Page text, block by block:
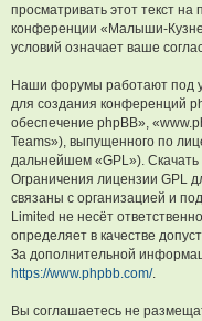
просматривать этот текст
конференции «Малыши-
условий означает ваше
Наши форумы работают под
для создания конференций
обеспечение phpBB»,
Teams»), выпущенного по
дальнейшем «GPL»).
Ограничения лицензии GPL
связаны с организацией и
Limited не несёт
определяет в качестве
За дополнительной
https://www.phpbb.com/.
Вы соглашаетесь не